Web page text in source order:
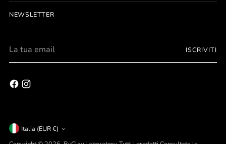
NEWSLETTER
tua
ISCRIVITI
Valuta
Italia (EUR €)